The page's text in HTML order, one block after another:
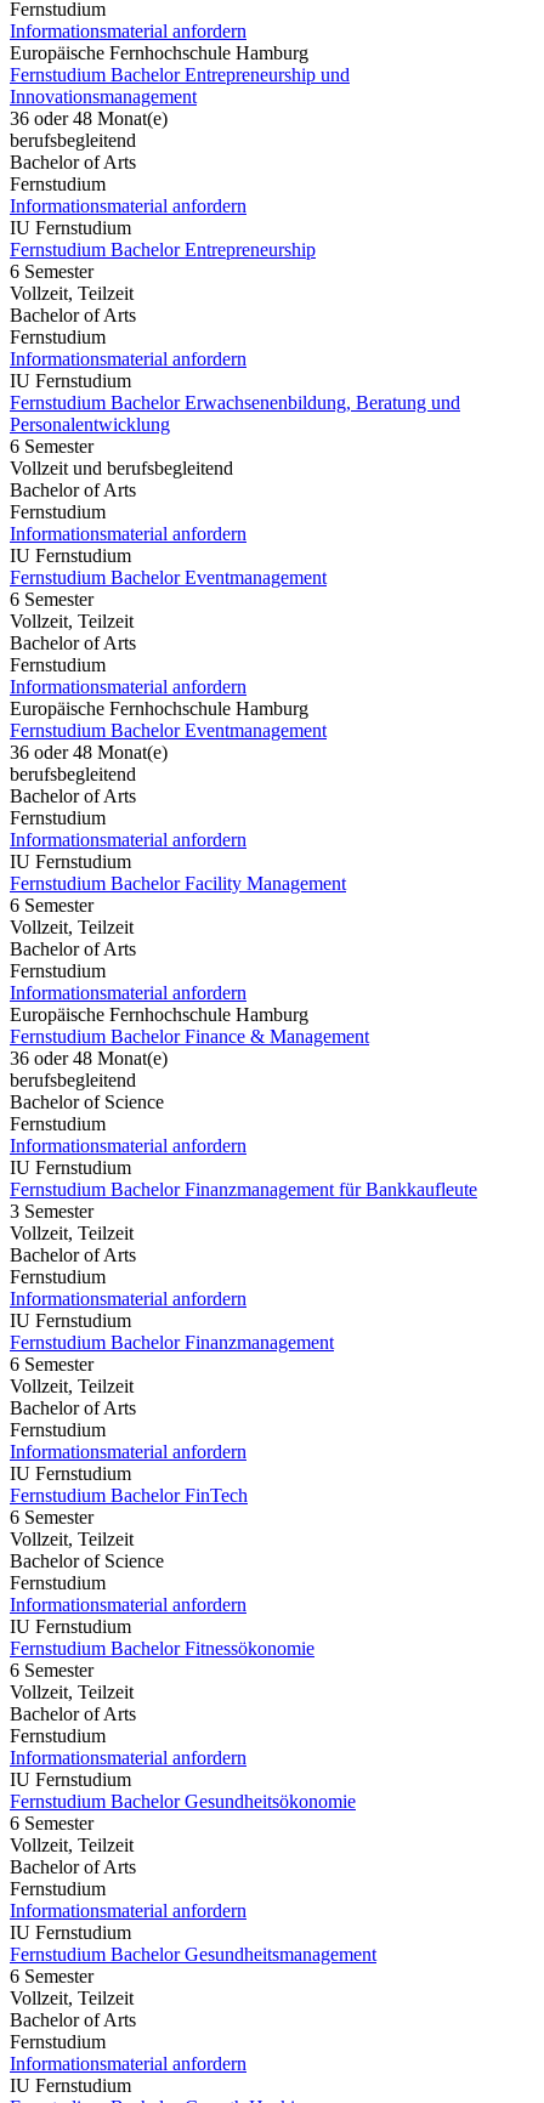
Fernstudium
Informationsmaterial anfordern
Europäische Fernhochschule Hamburg
Fernstudium Bachelor Entrepreneurship und
Innovationsmanagement
36 oder 48 Monat(e)
berufsbegleitend
Bachelor of Arts
Fernstudium
Informationsmaterial anfordern
IU Fernstudium
Fernstudium Bachelor Entrepreneurship
6 Semester
Vollzeit, Teilzeit
Bachelor of Arts
Fernstudium
Informationsmaterial anfordern
IU Fernstudium
Fernstudium Bachelor Erwachsenenbildung, Beratung und
Personalentwicklung
6 Semester
Vollzeit und berufsbegleitend
Bachelor of Arts
Fernstudium
Informationsmaterial anfordern
IU Fernstudium
Fernstudium Bachelor Eventmanagement
6 Semester
Vollzeit, Teilzeit
Bachelor of Arts
Fernstudium
Informationsmaterial anfordern
Europäische Fernhochschule Hamburg
Fernstudium Bachelor Eventmanagement
36 oder 48 Monat(e)
berufsbegleitend
Bachelor of Arts
Fernstudium
Informationsmaterial anfordern
IU Fernstudium
Fernstudium Bachelor Facility Management
6 Semester
Vollzeit, Teilzeit
Bachelor of Arts
Fernstudium
Informationsmaterial anfordern
Europäische Fernhochschule Hamburg
Fernstudium Bachelor Finance & Management
36 oder 48 Monat(e)
berufsbegleitend
Bachelor of Science
Fernstudium
Informationsmaterial anfordern
IU Fernstudium
Fernstudium Bachelor Finanzmanagement für Bankkaufleute
3 Semester
Vollzeit, Teilzeit
Bachelor of Arts
Fernstudium
Informationsmaterial anfordern
IU Fernstudium
Fernstudium Bachelor Finanzmanagement
6 Semester
Vollzeit, Teilzeit
Bachelor of Arts
Fernstudium
Informationsmaterial anfordern
IU Fernstudium
Fernstudium Bachelor FinTech
6 Semester
Vollzeit, Teilzeit
Bachelor of Science
Fernstudium
Informationsmaterial anfordern
IU Fernstudium
Fernstudium Bachelor Fitnessökonomie
6 Semester
Vollzeit, Teilzeit
Bachelor of Arts
Fernstudium
Informationsmaterial anfordern
IU Fernstudium
Fernstudium Bachelor Gesundheitsökonomie
6 Semester
Vollzeit, Teilzeit
Bachelor of Arts
Fernstudium
Informationsmaterial anfordern
IU Fernstudium
Fernstudium Bachelor Gesundheitsmanagement
6 Semester
Vollzeit, Teilzeit
Bachelor of Arts
Fernstudium
Informationsmaterial anfordern
IU Fernstudium